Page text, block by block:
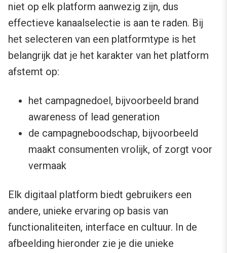
niet op elk platform aanwezig zijn, dus
effectieve kanaalselectie is aan te raden. Bij
het selecteren van een platformtype is het
belangrijk dat je het karakter van het platform
afstemt op:
het campagnedoel, bijvoorbeeld brand
awareness of lead generation
de campagneboodschap, bijvoorbeeld
maakt consumenten vrolijk, of zorgt voor
vermaak
Elk digitaal platform biedt gebruikers een
andere, unieke ervaring op basis van
functionaliteiten, interface en cultuur. In de
afbeelding hieronder zie je die unieke